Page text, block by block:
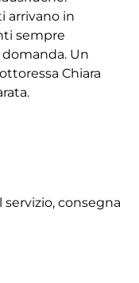
arrivano in
sempre
Un
Chiara
consegna